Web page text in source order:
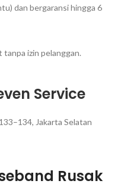
dan bergaransi hingga 6
izin pelanggan.
Service
Jakarta Selatan
Rusak